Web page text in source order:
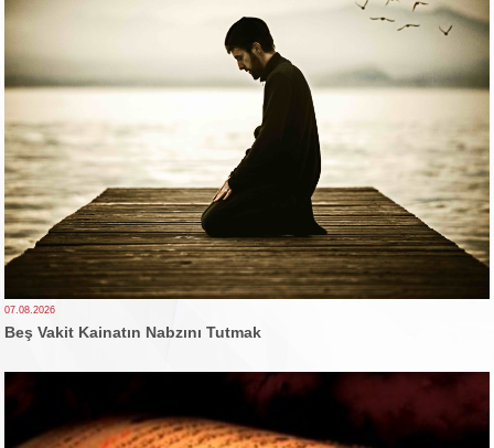
07.08.2026
Beş Vakit Kainatın Nabzını Tutmak